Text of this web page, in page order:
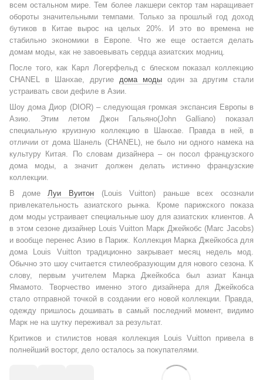
всем остальном мире. Тем более лакшери сектор там наращивает
обороты значительными темпами. Только за прошлый год доход
бутиков в Китае вырос на целых 20%. И это во времена не
стабильно экономики в Европе. Что же еще остается делать
домам моды, как не завоевывать сердца азиатских модниц.
После того, как Карл Логерфельд с блеском показал коллекцию
CHANEL в Шанхае, другие дома моды один за другим стали
устраивать свои дефиле в Азии.
Шоу дома Диор (DIOR) – следующая громкая экспансия Европы в
Азию. Этим летом Джон Гальяно(John Galliano) показал
специальную круизную коллекцию в Шанхае. Правда в ней, в
отличии от дома Шанель (CHANEL), не было ни одного намека на
культуру Китая. По словам дизайнера – он посол французского
дома моды, а значит должен делать истинно французские
коллекции.
В домеЛуи Вуитон(Louis Vuitton) раньше всех осознали
привлекательность азиатского рынка. Кроме парижского показа
дом моды устраивает специальные шоу для азиатских клиентов. А
в этом сезоне дизайнер Louis Vuitton Марк Джейкобс (Marc Jacobs)
и вообще перенес Азию в Париж. Коллекция Марка Джейкобса для
дома Louis Vuitton традиционно закрывает месяц недель мод.
Обычно это шоу считается стилеобразующим для нового сезона. К
слову, первым учителем Марка Джейкобса был азиат Канца
Ямамото. Творчество именно этого дизайнера для Джейкобса
стало отправной точкой в создании его новой коллекции. Правда,
одежду пришлось дошивать в самый последний момент, видимо
Марк не на шутку переживал за результат.
Критиков и стилистов новая коллекция Louis Vuitton привела в
полнейший восторг, дело осталось за покупателями.